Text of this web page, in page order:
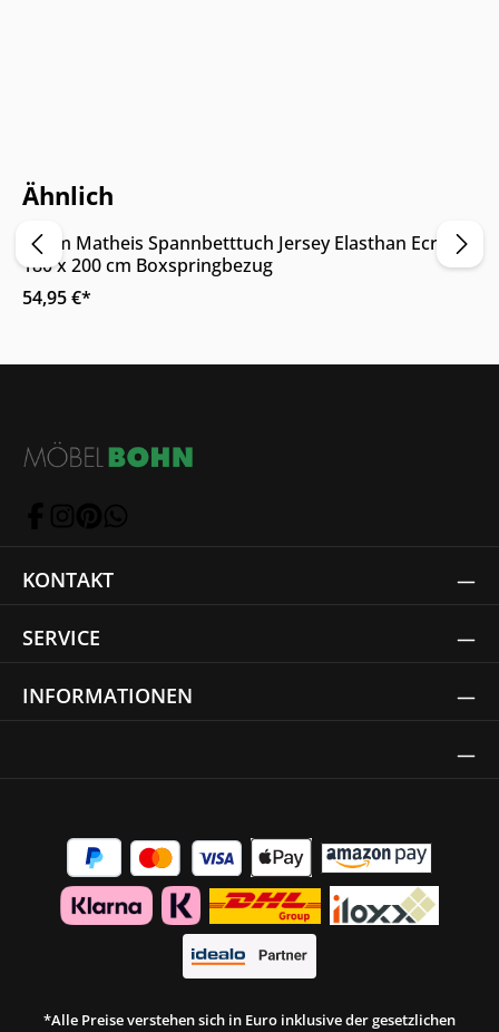
Ähnlich
Nur Online erhältlich
Adam Matheis Spannbetttuch Jersey Elasthan Ecru
180 x 200 cm Boxspringbezug
54,95 €*
KONTAKT
SERVICE
INFORMATIONEN
*Alle Preise verstehen sich in Euro inklusive der gesetzlichen